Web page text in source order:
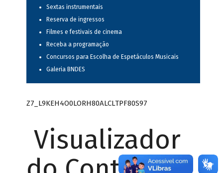
Sextas instrumentais
Reserva de ingressos
Filmes e festivais de cinema
Receba a programação
Concursos para Escolha de Espetáculos Musicais
Galeria BNDES
Z7_L9KEH4O0LORH80ALCLTPF80S97
Visualizador